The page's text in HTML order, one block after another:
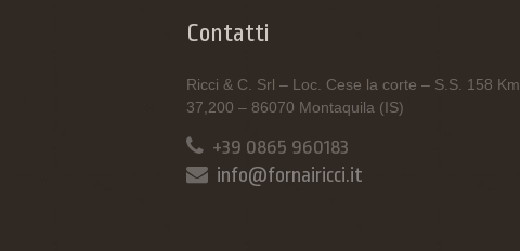
Contatti
Ricci & C. Srl – Loc. Cese la corte – S.S. 158 Km
37,200 – 86070 Montaquila (IS)
+39 0865 960183
info@fornairicci.it